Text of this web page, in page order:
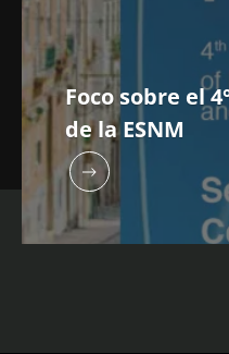
Foco sobre el
de la ESNM